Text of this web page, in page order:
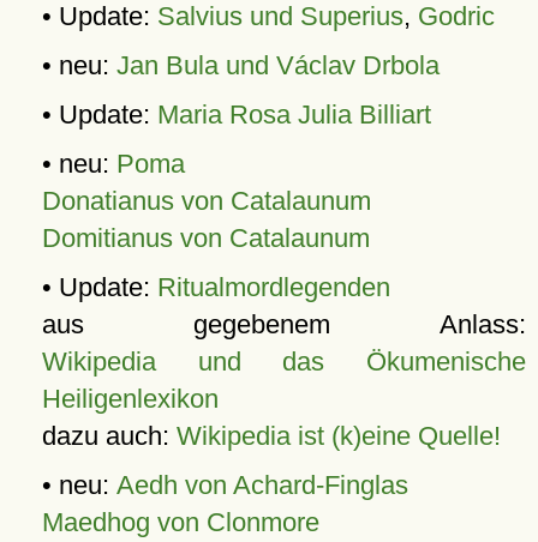
• Update: Salvius und Superius, Godric
• neu: Jan Bula und Václav Drbola
• Update: Maria Rosa Julia Billiart
• neu: Poma
Donatianus von Catalaunum
Domitianus von Catalaunum
• Update: Ritualmordlegenden
aus gegebenem Anlass:
Wikipedia und das Ökumenische
Heiligenlexikon
dazu auch: Wikipedia ist (k)eine Quelle!
• neu: Aedh von Achard-Finglas
Maedhog von Clonmore